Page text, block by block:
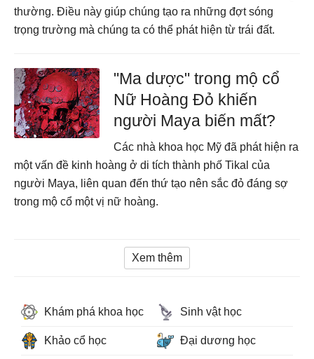
thường. Điều này giúp chúng tạo ra những đợt sóng
trọng trường mà chúng ta có thể phát hiện từ trái đất.
"Ma dược" trong mộ cổ
Nữ Hoàng Đỏ khiến
người Maya biến mất?
Các nhà khoa học Mỹ đã phát hiện ra
một vấn đề kinh hoàng ở di tích thành phố Tikal của
người Maya, liên quan đến thứ tạo nên sắc đỏ đáng sợ
trong mộ cổ một vị nữ hoàng.
Xem thêm
Khám phá khoa học Sinh vật học
Khảo cổ học Đại dương học